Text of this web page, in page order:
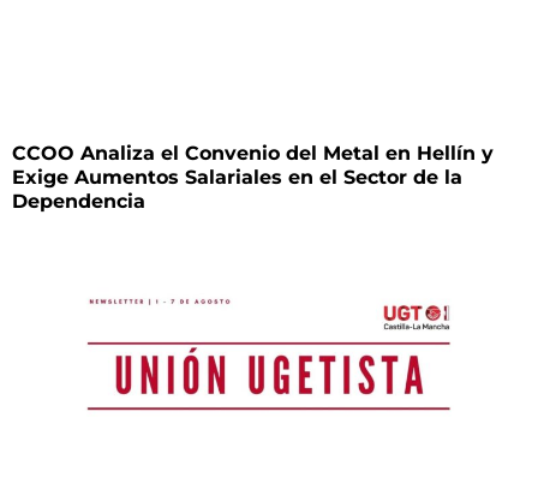
CCOO Analiza el Convenio del Metal en Hellín y
Exige Aumentos Salariales en el Sector de la
Dependencia